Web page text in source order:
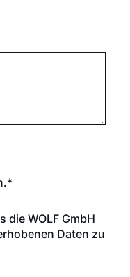
die WOLF GmbH
Daten zu